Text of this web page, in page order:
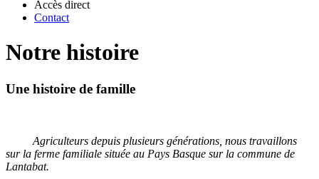
Accès direct
Contact
Notre histoire
Une histoire de famille
Agriculteurs depuis plusieurs générations, nous travaillons
sur la ferme familiale située au Pays Basque sur la commune de
Lantabat.